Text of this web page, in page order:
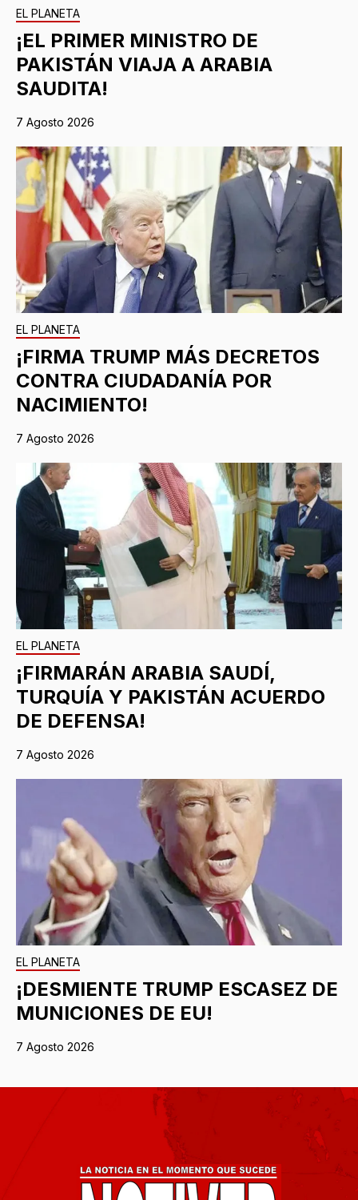
EL PLANETA
¡EL PRIMER MINISTRO DE
PAKISTÁN VIAJA A ARABIA
SAUDITA!
7 Agosto 2026
EL PLANETA
¡FIRMA TRUMP MÁS DECRETOS
CONTRA CIUDADANÍA POR
NACIMIENTO!
7 Agosto 2026
EL PLANETA
¡FIRMARÁN ARABIA SAUDÍ,
TURQUÍA Y PAKISTÁN ACUERDO
DE DEFENSA!
7 Agosto 2026
EL PLANETA
¡DESMIENTE TRUMP ESCASEZ DE
MUNICIONES DE EU!
7 Agosto 2026